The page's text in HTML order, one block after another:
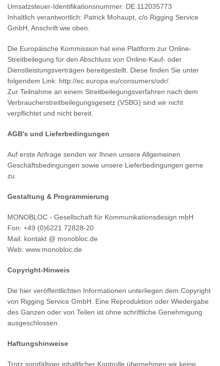
Umsatzsteuer-Identifikationsnummer: DE 112035773
Inhaltlich verantwortlich: Patrick Mohaupt, c/o Rigging Service
GmbH, Anschrift wie oben.
Die Europäische Kommission hat eine Plattform zur Online-
Streitbeilegung für den Abschluss von Online-Kauf- oder
Dienstleistungsverträgen bereitgestellt. Diese finden Sie unter
folgendem Link: http://ec.europa.eu/consumers/odr/
Zur Teilnahme an einem Streitbeilegungsverfahren nach dem
Verbraucherstreitbeilegungsgesetz (VSBG) sind wir nicht
verpflichtet und nicht bereit.
AGB's und Lieferbedingungen
Auf erste Anfrage senden wir Ihnen unsere Allgemeinen
Geschäftsbedingungen sowie unsere Lieferbedingungen gerne
zu.
Gestaltung & Programmierung
MONOBLOC - Gesellschaft für Kommunikationsdesign mbH
Fon: +49 (0)6221 72828-20
Mail: kontakt @ monobloc.de
Web: www.monobloc.de
Copyright-Hinweis
Die hier veröffentlichten Informationen unterliegen dem Copyright
von Rigging Service GmbH. Eine Reproduktion oder Wiedergabe
des Ganzen oder von Teilen ist ohne schriftliche Genehmigung
ausgeschlossen.
Haftungshinweise
Trotz sorgfältiger inhaltlicher Kontrolle übernehmen wir keine